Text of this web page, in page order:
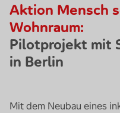
Aktion Mensch
Wohnraum:
Pilotprojekt mit
in Berlin
Mit dem Neubau eines